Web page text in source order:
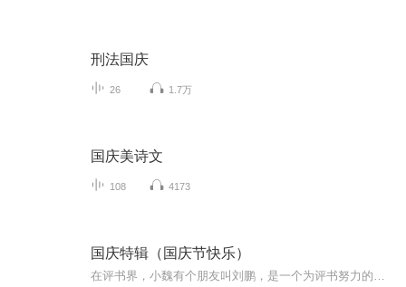
刑法国庆
26 1.7万
国庆美诗文
108 4173
国庆特辑（国庆节快乐）